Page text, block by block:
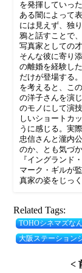
を発揮していっ
ある闇によって
には見えず、独
鴉と話すことで
写真家としての
そんな彼に寄り
の離婚を経験し
だけが登場する
を考えると、こ
の洋子さんを演
のモノにして演
しいショートカ
うに感じる。実
忠信さんと瀧内
のか、とも気づ
『イングランド
マーク・ギルが
真家の姿をじっ
Related Tags:
TOHOシネマズな
大阪ステーション
<